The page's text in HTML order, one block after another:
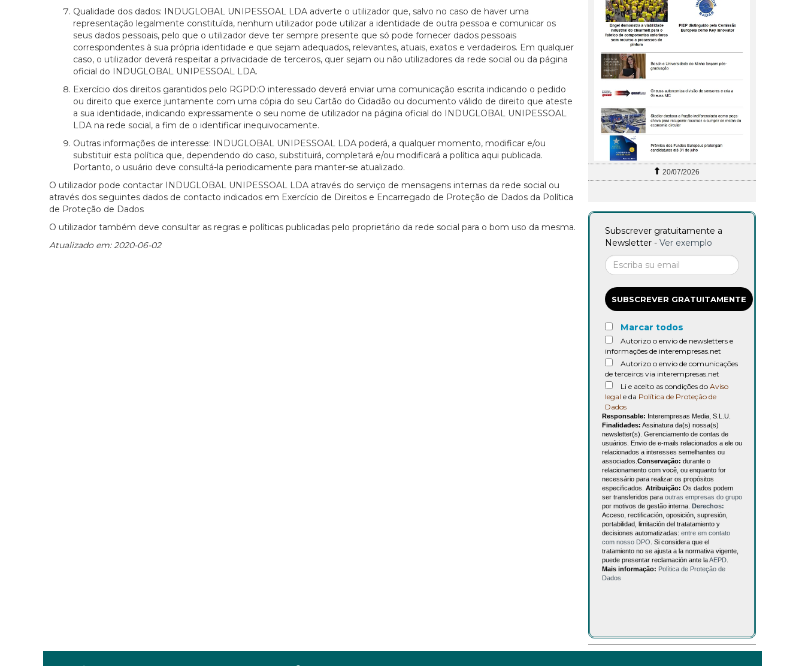
Qualidade dos dados: INDUGLOBAL UNIPESSOAL LDA adverte o utilizador que, salvo no caso de haver uma
representação legalmente constituída, nenhum utilizador pode utilizar a identidade de outra pessoa e comunicar os
seus dados pessoais, pelo que o utilizador deve ter sempre presente que só pode fornecer dados pessoais
correspondentes à sua própria identidade e que sejam adequados, relevantes, atuais, exatos e verdadeiros. Em qualquer
caso, o utilizador deverá respeitar a privacidade de terceiros, quer sejam ou não utilizadores da rede social ou da página
oficial do INDUGLOBAL UNIPESSOAL LDA.
Exercício dos direitos garantidos pelo RGPD:O interessado deverá enviar uma comunicação escrita indicando o pedido
ou direito que exerce juntamente com uma cópia do seu Cartão do Cidadão ou documento válido de direito que ateste
a sua identidade, indicando expressamente o seu nome de utilizador na página oficial do INDUGLOBAL UNIPESSOAL
LDA na rede social, a fim de o identificar inequivocamente.
Outras informações de interesse: INDUGLOBAL UNIPESSOAL LDA poderá, a qualquer momento, modificar e/ou
substituir esta política que, dependendo do caso, substituirá, completará e/ou modificará a política aqui publicada.
Portanto, o usuário deve consultá-la periodicamente para manter-se atualizado.
O utilizador pode contactar INDUGLOBAL UNIPESSOAL LDA através do serviço de mensagens internas da rede social ou
através dos seguintes dados de contacto indicados em Exercício de Direitos e Encarregado de Proteção de Dados da Política
de Proteção de Dados
O utilizador também deve consultar as regras e políticas publicadas pelo proprietário da rede social para o bom uso da mesma.
Atualizado em: 2020-06-02
20/07/2026 20/07/2026
Subscrever gratuitamente a
Newsletter - Ver exemplo
SUBSCREVER GRATUITAMENTE
Marcar todos
Autorizo o envio de newsletters e
informações de interempresas.net
Autorizo o envio de comunicações
de terceiros via interempresas.net
Li e aceito as condições do Aviso
legal e da Política de Proteção de
Dados
Responsable: Interempresas Media, S.L.U.
Finalidades: Assinatura da(s) nossa(s)
newsletter(s). Gerenciamento de contas de
usuários. Envio de e-mails relacionados a ele ou
relacionados a interesses semelhantes ou
associados. Conservação: durante o
relacionamento com você, ou enquanto for
necessário para realizar os propósitos
especificados. Atribuição: Os dados podem
ser transferidos para outras empresas do grupo
por motivos de gestão interna. Derechos:
Acceso, rectificación, oposición, supresión,
portabilidad, limitación del tratatamiento y
decisiones automatizadas: entre em contato
com nosso DPO . Si considera que el
tratamiento no se ajusta a la normativa vigente,
puede presentar reclamación ante laAEPD
Mais informação: Política de Proteção de
Dados